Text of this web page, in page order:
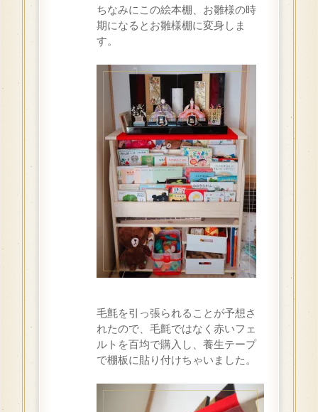
ちなみにこの絵本棚、お雛様の時
期になるとお雛様棚に変身しま
す。
毛氈を引っ張られることが予想さ
れたので、毛氈ではなく赤いフェ
ルトを百均で購入し、養生テープ
で棚板に貼り付けちゃいました。